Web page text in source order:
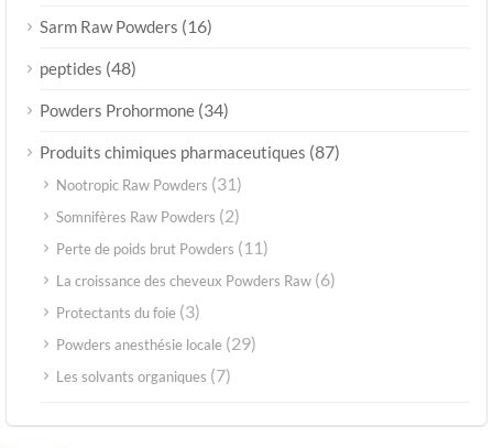
Sarm Raw Powders (16)
peptides (48)
Powders Prohormone (34)
Produits chimiques pharmaceutiques (87)
Nootropic Raw Powders (31)
Somnifères Raw Powders (2)
Perte de poids brut Powders (11)
La croissance des cheveux Powders Raw (6)
Protectants du foie (3)
Powders anesthésie locale (29)
Les solvants organiques (7)